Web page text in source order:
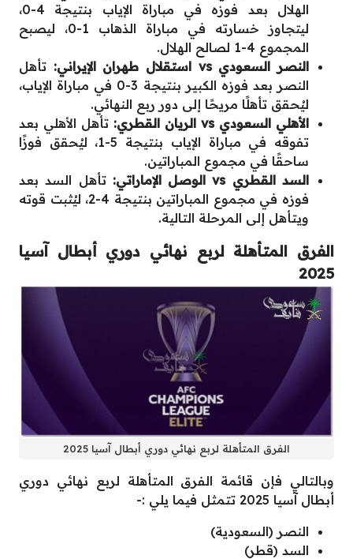
الهلال بعد فوزه في مباراة الإياب بنتيجة 4-0،
ليتجاوز خسارته في مباراة الذهاب 1-0، ليصبح
المجموع 4-1 لصالح الهلال.
النصر السعودي vs استقلال طهران الإيراني:
تأهل
النصر بعد فوزه الكبير بنتيجة 3-0 في مباراة الإياب،
ليُحقق تأهلًا مريحًا إلى دور ربع النهائي.
الأهلي السعودي vs الريان القطري:
تأهل الأهلي بعد
تفوقه في مباراة الإياب بنتيجة 5-1، ليُحقق فوزًا
ساحقًا في مجموع المباراتين.
السد القطري vs الوصل الإماراتي:
تأهل السد بعد
فوزه في مجموع المباراتين بنتيجة 4-2، ليُثبت قوته
ويتأهل إلى المرحلة التالية.
الفرق المتأهلة لربع نهائي دوري أبطال آسيا
2025
الفرق المتأهلة لربع نهائي دوري أبطال آسيا 2025
وبالتالي فإن قائمة الفرق المتأهلة لربع نهائي دوري
أبطال آسيا 2025 تتمثل فيما يلي :-
النصر (السعودية)
السد (قطر)